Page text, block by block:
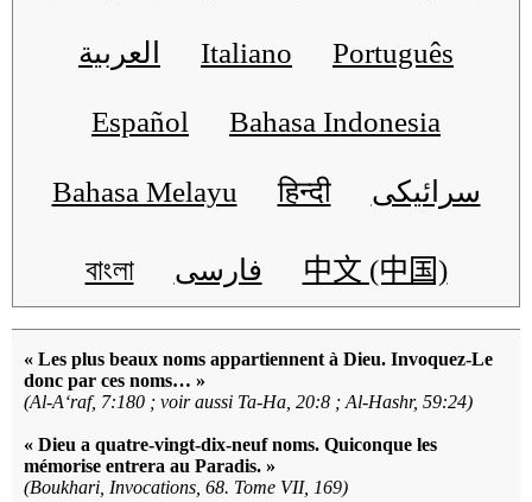
العربية Italiano Português
Español Bahasa Indonesia
Bahasa Melayu हिन्दी سرائیکی
বাংলা فارسی 中文 (中国)
« Les plus beaux noms appartiennent à Dieu. Invoquez-Le
donc par ces noms… »
(Al-A‘raf, 7:180 ; voir aussi Ta-Ha, 20:8 ; Al-Hashr, 59:24)
« Dieu a quatre-vingt-dix-neuf noms. Quiconque les
mémorise entrera au Paradis. »
(Boukhari, Invocations, 68. Tome VII, 169)